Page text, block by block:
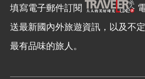
填寫電子郵件訂閱
送最新國內外旅遊資訊，以及不
最有品味的旅人。